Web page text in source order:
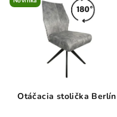
Otáčacia stolička Berlín